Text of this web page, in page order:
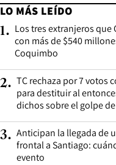
LO MÁS LEÍDO
1. Los tres extranjeros que
con más de $540
Coquimbo
2. TC rechaza por 7 votos
para destituir al
dichos sobre el golpe
3. Anticipan la llegada de
frontal a Santiago:
evento